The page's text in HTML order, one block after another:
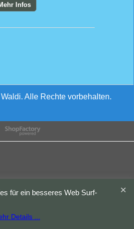
Infos
Alle Rechte vorbehalten.
WebShop erstellt mit
ShopFactory Shop
für ein besseres Web Surf-
Details ...